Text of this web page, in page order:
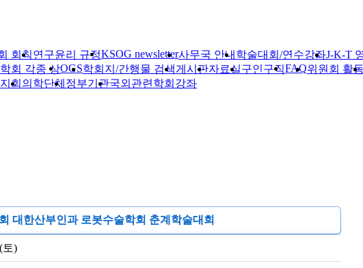
회칙연구윤리 규정KSOG newsletter사무국 안내 학술대회/연수강좌J-K-T
회 각종 상OGS학회지/간행물 검색게시판자료실구인구직FAQ위원회 활동
지회 의학단체 정부기관국외관련학회 강좌
대한산부인과 로봇수술학회 춘계학술대회
토)